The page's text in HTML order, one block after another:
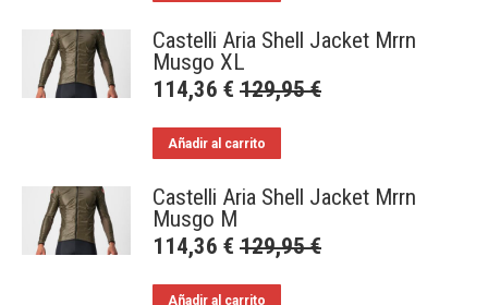
Castelli Aria Shell Jacket Mrrn
Musgo XL
114,36 € 129,95€
Añadir al carrito
Castelli Aria Shell Jacket Mrrn
Musgo M
114,36 € 129,95€
Añadir al carrito